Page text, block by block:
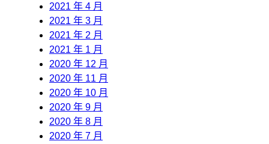
2021 年 4 月
2021 年 3 月
2021 年 2 月
2021 年 1 月
2020 年 12 月
2020 年 11 月
2020 年 10 月
2020 年 9 月
2020 年 8 月
2020 年 7 月